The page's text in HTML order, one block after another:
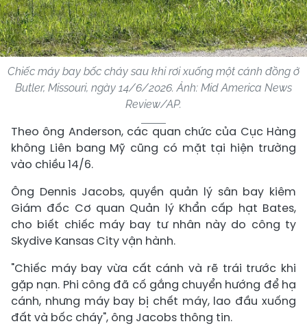
Chiếc máy bay bốc cháy sau khi rơi xuống một cánh đồng ở
Butler, Missouri, ngày 14/6/2026. Ảnh: Mid America News
Review/AP.
Theo ông Anderson, các quan chức của Cục Hàng
không Liên bang Mỹ cũng có mặt tại hiện trường
vào chiều 14/6.
Ông Dennis Jacobs, quyền quản lý sân bay kiêm
Giám đốc Cơ quan Quản lý Khẩn cấp hạt Bates,
cho biết chiếc máy bay tư nhân này do công ty
Skydive Kansas City vận hành.
"Chiếc máy bay vừa cất cánh và rẽ trái trước khi
gặp nạn. Phi công đã cố gắng chuyển hướng để hạ
cánh, nhưng máy bay bị chết máy, lao đầu xuống
đất và bốc cháy", ông Jacobs thông tin.